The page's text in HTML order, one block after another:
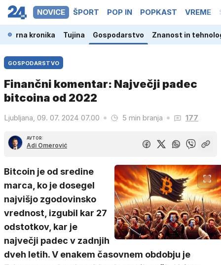
NOVICE ŠPORT POP IN POPKAST VREME
Črna kronika Tujina Gospodarstvo Znanost in
GOSPODARSTVO
Finančni komentar: Največji padec
bitcoina od 2022
Ljubljana, 09. 07. 2024 07.00 5 min branja 177
AVTOR:
Adi Omerović
Bitcoin je od sredine
marca, ko je dosegel
najvišjo zgodovinsko
vrednost, izgubil kar 27
odstotkov, kar je
največji padec v zadnjih
dveh letih. V enakem časovnem obdobju je